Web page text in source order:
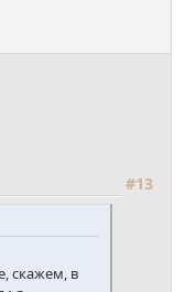
#13
скажем, в